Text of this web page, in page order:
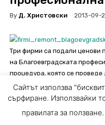
Сайтът използва
сърфиране. Използвайки
правилата за ползване.